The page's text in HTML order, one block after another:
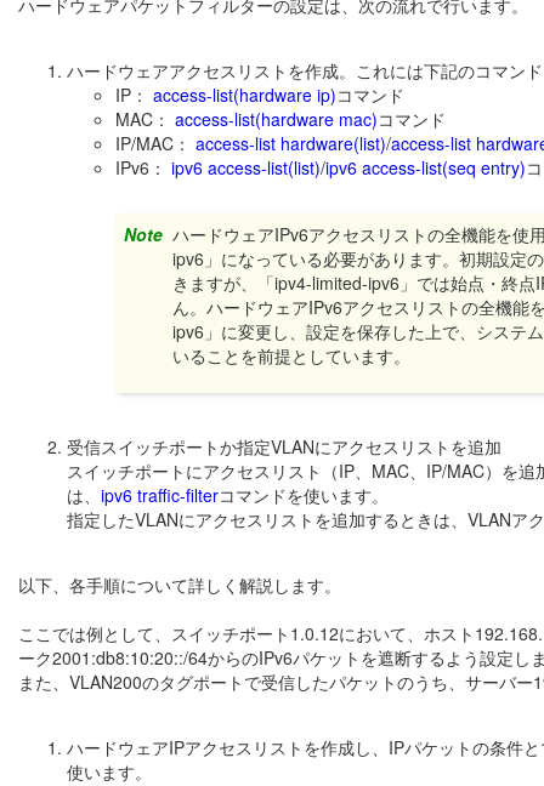
ハードウェアパケットフィルターの設定は、次の流れで行います。
ハードウェアアクセスリストを作成。これには下記のコマン
IP： access-list(hardware ip)コマンド
MAC： access-list(hardware mac)コマンド
IP/MAC： access-list hardware(list)/access-list
IPv6： ipv6 access-list(list)/ipv6 access-list(seq entry)
Note ハードウェアIPv6アクセスリストの全機能を使
ipv6」になっている必要があります。初期設定
きますが、「ipv4-limited-ipv6」では始点・終
ん。ハードウェアIPv6アクセスリストの全機能
ipv6」に変更し、設定を保存した上で、システ
いることを前提としています。
受信スイッチポートか指定VLANにアクセスリストを追加
スイッチポートにアクセスリスト（IP、MAC、IP/MAC）を追
は、 ipv6 traffic-filterコマンドを使います。
指定したVLANにアクセスリストを追加するときは、VLANア
以下、各手順について詳しく解説します。
ここでは例として、スイッチポート1.0.12において、ホスト
ーク2001:db8:10:20::/64からのIPv6パケットを遮断するよう設定し
また、VLAN200のタグポートで受信したパケットのうち、サーバ
ハードウェアIPアクセスリストを作成し、IPパケットの条件
使います。